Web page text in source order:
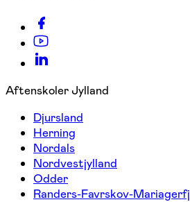
Aftenskoler Jylland
Djursland
Herning
Nordals
Nordvestjylland
Odder
Randers-Favrskov-